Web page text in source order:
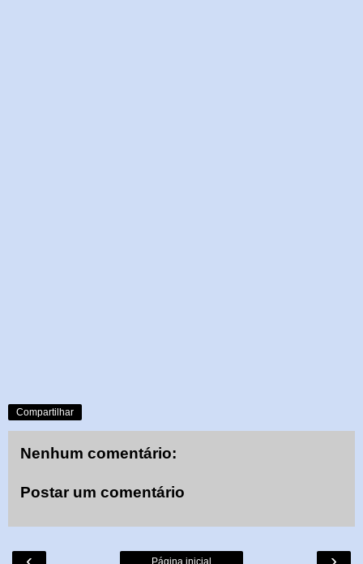
Compartilhar
Nenhum comentário:
Postar um comentário